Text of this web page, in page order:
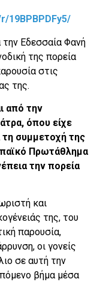
19BPBPDFy5/
την Εδεσσαία Φανή
της πορεία
στις
της.
από την
όπου είχε
τη συμμετοχή της
Πρωτάθλημα
την πορεία
και
της, του
παρουσία,
οι γονείς
σε αυτή την
βήμα μέσα